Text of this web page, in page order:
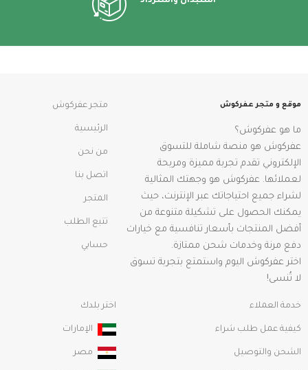
موقع و متجر عفركوش
ما هو عفركوش؟
عفركوش هو منصة شاملة للتسوق
الإلكتروني تقدم تجربة مميزة ومريحة
لعملائها. عفركوش هو وجهتك المثالية
لشراء جميع احتياجاتك عبر الإنترنت، حيث
يمكنك الحصول على تشكيلة متنوعة من
أفضل المنتجات بأسعار تنافسية مع خيارات
دفع مرنة وخدمات شحن ممتازة.
اختر عفركوش اليوم واستمتع بتجربة تسوق
لا تُنسى!
متجر عفركوش
الرئيسية
من نحن
اتصل بنا
المتجر
تتبع الطلب
حسابي
خدمة العملاء
كيفية عمل طلب شراء
الشحن والتوصيل
اختر بلدك
الإمارات
مصر